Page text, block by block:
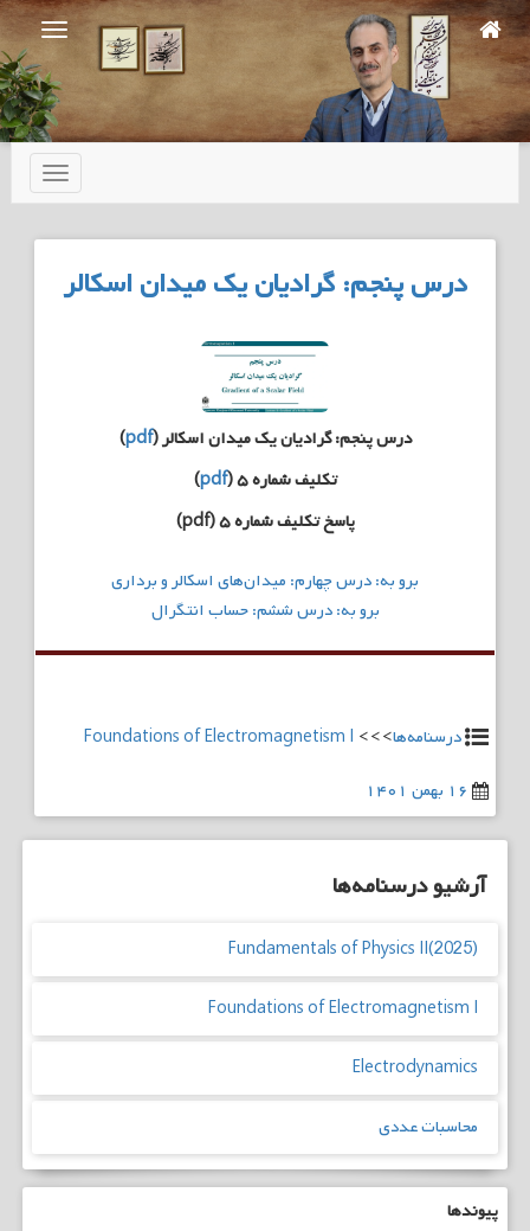
Skip
to
main
content
تعویض
ناوبری
درس پنجم: گرادیان یک میدان اسکالر
درس پنجم: گرادیان یک میدان اسکالر (pdf
)
تکلیف شماره ۵ (
pdf
)
پاسخ تکلیف شماره ۵ (pdf)
برو به: درس چهارم: میدان‌های اسکالر و برداری
برو به: درس ششم: حساب انتگرال
درسنامه‌ها>>>
Foundations of Electromagnetism I
۱۶ بهمن ۱۴۰۱
آرشیو درسنامه‌ها
Fundamentals of Physics II(2025)
Foundations of Electromagnetism I
Electrodynamics
محاسبات عددی
پیوندها